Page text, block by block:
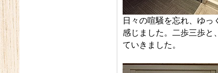
日々の喧騒を忘れ、ゆ
感じました。二歩三歩と
ていきました。